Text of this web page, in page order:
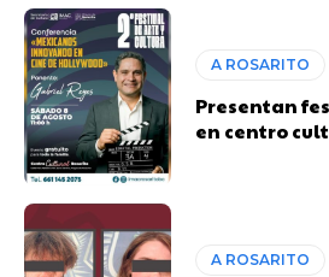
A ROSARITO
Presentan
en centro
A ROSARITO